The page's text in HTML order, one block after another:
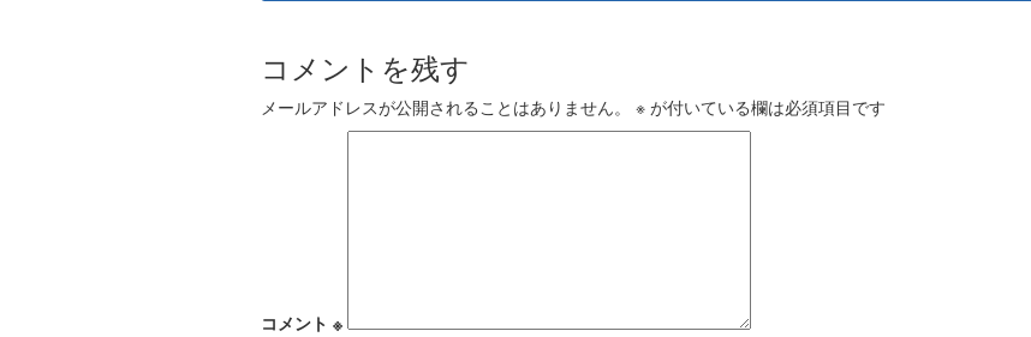
コメントを残す
メールアドレスが公開されることはありません。 ※ が付いている欄は必須項目です
コメント ※